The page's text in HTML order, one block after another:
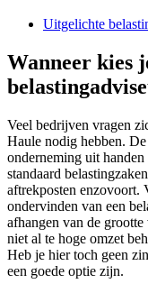
Uitgelichte
Wanneer kies
Veel bedrijven vragen
Haule nodig hebben.
onderneming uit
standaard
aftrekposten enzovoort.
ondervinden van een
afhangen van de
niet al te hoge omzet
Heb je hier toch geen
een goede optie zijn.